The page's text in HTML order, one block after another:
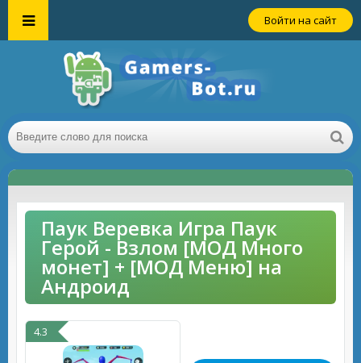
Войти на сайт
Паук Веревка Игра Паук
Герой - Взлом [МОД Много
монет] + [МОД Меню] на
Андроид
4.3